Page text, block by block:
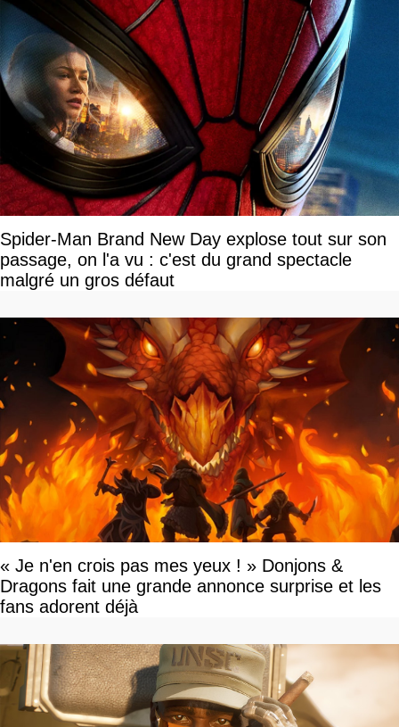
Spider-Man Brand New Day explose tout sur son
passage, on l'a vu : c'est du grand spectacle
malgré un gros défaut
« Je n'en crois pas mes yeux ! » Donjons &
Dragons fait une grande annonce surprise et les
fans adorent déjà